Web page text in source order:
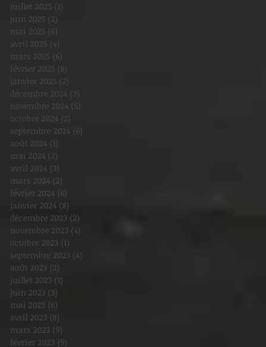
juillet 2025 (1)
juin 2025 (2)
mai 2025 (6)
avril 2025 (4)
mars 2025 (6)
février 2025 (8)
janvier 2025 (2)
décembre 2024 (3)
novembre 2024 (5)
octobre 2024 (2)
septembre 2024 (6)
août 2024 (1)
mai 2024 (2)
avril 2024 (3)
mars 2024 (2)
février 2024 (6)
janvier 2024 (8)
décembre 2023 (2)
novembre 2023 (4)
octobre 2023 (1)
septembre 2023 (4)
août 2023 (2)
juillet 2023 (1)
juin 2023 (3)
mai 2023 (6)
avril 2023 (8)
mars 2023 (9)
février 2023 (9)